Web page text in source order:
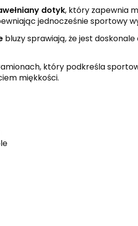
dotyk, który zapewnia
jednocześnie sportowy
bluzy sprawiają, że jest
który podkreśla
miękkości.